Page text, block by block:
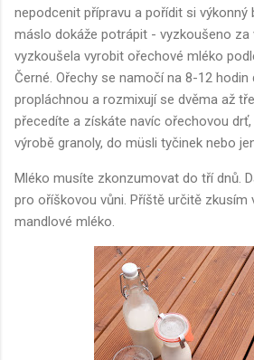
nepodcenit přípravu a pořídit si výkonný
máslo dokáže potrápit - vyzkoušeno za
vyzkoušela vyrobit ořechové mléko
Černé. Ořechy se namočí na 8-12 hodin
propláchnou a rozmixují se dvěma až
přecedíte a získáte navíc ořechovou
výrobě granoly, do müsli tyčinek nebo
Mléko musíte zkonzumovat do tří dnů.
pro oříškovou vůni. Příště určitě zkusím
mandlové mléko.